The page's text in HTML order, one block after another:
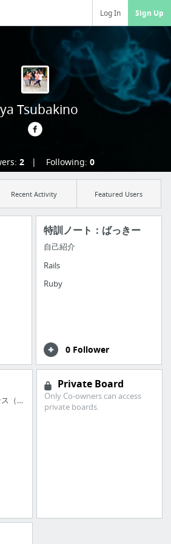
Log In Sign Up
Tsubakino
2 Following: 0
Recent Activity Featured Users
特訓ノート：ばっきー
自己紹介
Rails
Ruby
0 Follower
コンピューターサイエンス（計算機科学）
Private Board
Only Co-owners can access
private boards.